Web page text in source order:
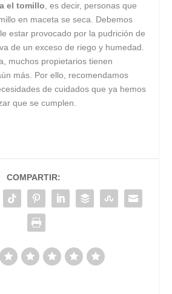
el tomillo , es decir, personas que
en maceta se seca. Debemos
estar provocado por la pudrición de
de un exceso de riego y humedad.
muchos propietarios tienen
más. Por ello, recomendamos
de cuidados que ya hemos
que se cumplen.
COMPARTIR: